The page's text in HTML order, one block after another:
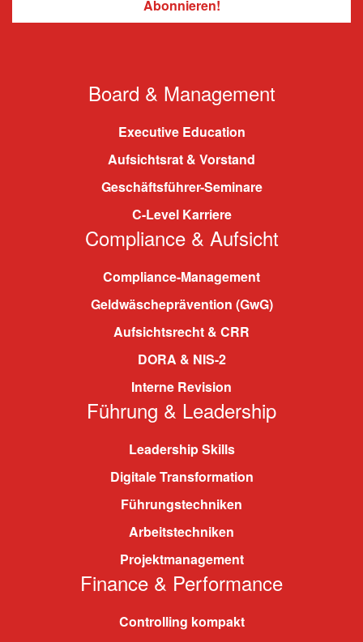
Board & Management
Executive Education
Aufsichtsrat & Vorstand
Geschäftsführer-Seminare
C-Level Karriere
Compliance & Aufsicht
Compliance-Management
Geldwäscheprävention (GwG)
Aufsichtsrecht & CRR
DORA & NIS-2
Interne Revision
Führung & Leadership
Leadership Skills
Digitale Transformation
Führungstechniken
Arbeitstechniken
Projektmanagement
Finance & Performance
Controlling kompakt